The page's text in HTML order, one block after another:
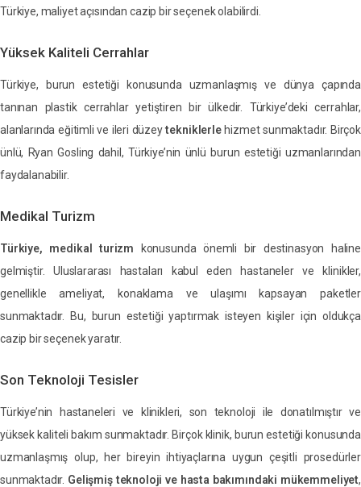
Türkiye, maliyet açısından cazip bir seçenek olabilirdi.
Yüksek Kaliteli Cerrahlar
Türkiye, burun estetiği konusunda uzmanlaşmış ve dünya çapında
tanınan plastik cerrahlar yetiştiren bir ülkedir. Türkiye’deki cerrahlar,
alanlarında eğitimli ve ileri düzeytekniklerlehizmet sunmaktadır. Birçok
ünlü, Ryan Gosling dahil, Türkiye’nin ünlü burun estetiği uzmanlarından
faydalanabilir.
Medikal Turizm
Türkiye, medikal turizm konusunda önemli bir destinasyon haline
gelmiştir. Uluslararası hastaları kabul eden hastaneler ve klinikler,
genellikle ameliyat, konaklama ve ulaşımı kapsayan paketler
sunmaktadır. Bu, burun estetiği yaptırmak isteyen kişiler için oldukça
cazip bir seçenek yaratır.
Son Teknoloji Tesisler
Türkiye’nin hastaneleri ve klinikleri, son teknoloji ile donatılmıştır ve
yüksek kaliteli bakım sunmaktadır. Birçok klinik, burun estetiği konusunda
uzmanlaşmış olup, her bireyin ihtiyaçlarına uygun çeşitli prosedürler
sunmaktadır. Gelişmiş teknoloji ve hasta bakımındaki mükemmeliyet,